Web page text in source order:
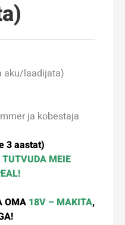
aku/laadijata)
ja kobestaja
3 aastat)
MEIE
OMA 18V – MAKITA,